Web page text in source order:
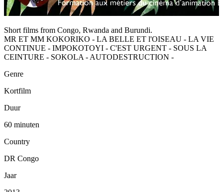
Short films from Congo, Rwanda and Burundi.
MR ET MM KOKORIKO - LA BELLE ET l'OISEAU - LA VIE
CONTINUE - IMPOKOTOYI - C'EST URGENT - SOUS LA
CEINTURE - SOKOLA - AUTODESTRUCTION -
Genre
Kortfilm
Duur
60 minuten
Country
DR Congo
Jaar